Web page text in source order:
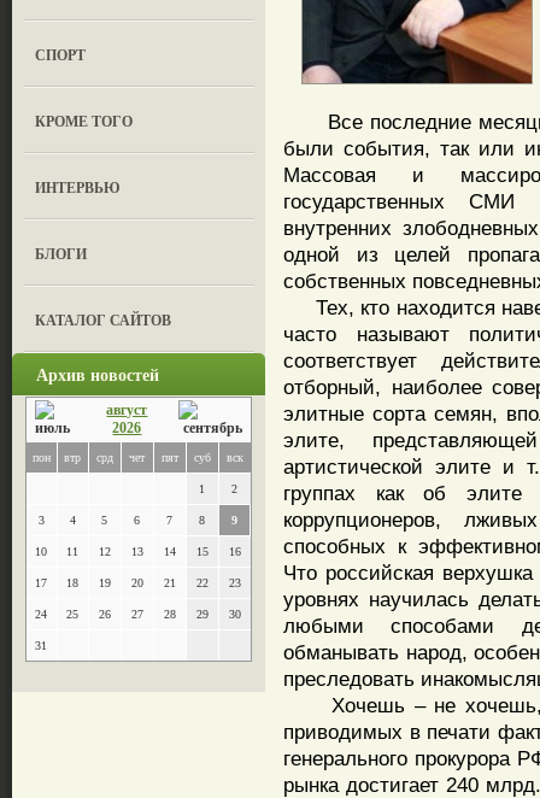
СПОРТ
КРОМЕ ТОГО
ИНТЕРВЬЮ
БЛОГИ
КАТАЛОГ САЙТОВ
Архив новостей
август
2026
пон втр срд чет пят суб вск
1 2
3 4 5 6 7 8 9
10 11 12 13 14 15 16
17 18 19 20 21 22 23
24 25 26 27 28 29 30
31
Все последние месяцы
были события, так или
Массовая и
государственных СМИ
внутренних
одной из целей
собственных
Тех, кто находится
часто называют
соответствует
отборный, наиболее
элитные сорта семян,
элите,
артистической элите и
группах как об
коррупционеров,
способных к
Что российская
уровнях научилась
любыми способами
обманывать народ,
преследовать
Хочешь – не хочешь, а
приводимых в печати
генерального прокурора
рынка достигает 240